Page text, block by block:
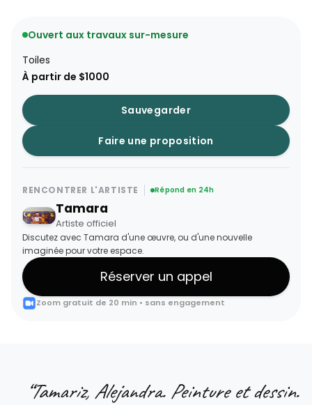
Ouvert aux travaux sur-mesure
Toiles
À partir de $1000
Sauvegarder
Faire une proposition
RENCONTRER L'ARTISTE Répond en 24h
Tamara
Artiste officiel
Discutez avec Tamara d'une œuvre, ou d'une nouvelle
imaginée pour votre espace.
Réserver un appel
Zoom gratuit de 20 min • sans engagement
Tamariz, Alejandra. Peinture et dessin.